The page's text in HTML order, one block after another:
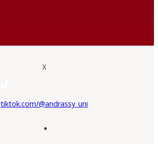
X
tiktok.com/@andrassy_uni